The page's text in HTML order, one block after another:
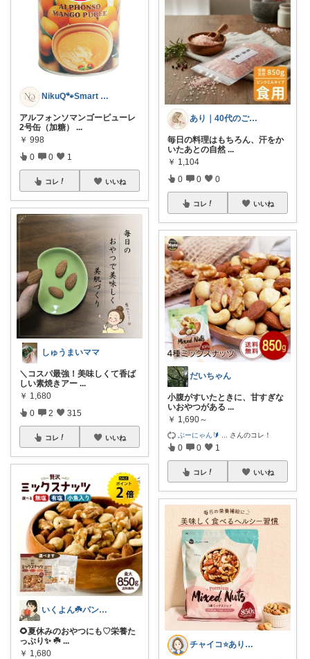
NikuQ🐾Smart Choice
アルフォンソマンゴーピューレ
2号缶（加糖）
...
￥ 998
0 0 1
コレ いいね
しゅうまいママ
＼コスパ最強！美味しくて香ば
しい素焼きアー ...
￥ 1,680
0 2 315
コレ いいね
いくよん☘️パンのある暮らし✨
🌻夏休みのおやつにも♡栄養た
っぷり✨ ☘️ ...
￥ 1,680
あり｜40代のご自愛・腸活×自律神経ケア
毎日の料理はもちろん、汗をか
いたあとの自然 ...
￥ 1,104
0 0 0
コレ いいね
だいちゃん
小腹がすいたときに、甘すぎな
いおやつがある ...
￥ 1,690～
ぶーにゃん🔰 さんのコレ！
0 0 1
コレ いいね
チャイコ⭐️ありがとうございます